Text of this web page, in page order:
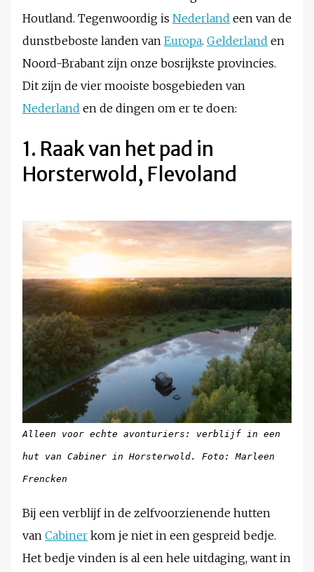
Houtland. Tegenwoordig is Nederland een van de
dunstbeboste landen van Europa. Gelderland en
Noord-Brabant zijn onze bosrijkste provincies.
Dit zijn de vier mooiste bosgebieden van
Nederland en de dingen om er te doen:
1. Raak van het pad in
Horsterwold, Flevoland
Alleen voor echte avonturiers: verblijf in een
hut van Cabiner in Horsterwold. Foto: Marleen
Frencken
Bij een verblijf in de zelfvoorzienende hutten
van Cabiner kom je niet in een gespreid bedje.
Het bedje vinden is al een hele uitdaging, want in